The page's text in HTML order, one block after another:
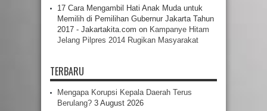
17 Cara Mengambil Hati Anak Muda untuk
Memilih di Pemilihan Gubernur Jakarta Tahun
2017 - Jakartakita.com on Kampanye Hitam
Jelang Pilpres 2014 Rugikan Masyarakat
TERBARU
Mengapa Korupsi Kepala Daerah Terus
Berulang? 3 August 2026